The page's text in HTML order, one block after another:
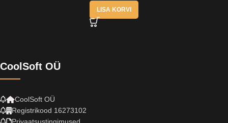
LISA KORVI
CoolSoft OÜ
CoolSoft OÜ
Registrikood 16273102